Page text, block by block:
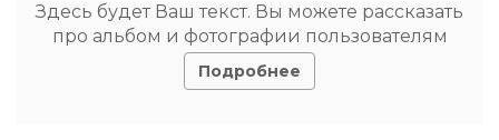
Здесь будет Ваш текст. Вы можете рассказать
про альбом и фотографии пользователям
Подробнее